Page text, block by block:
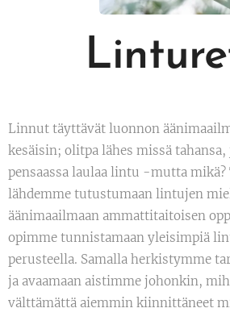
Linnut täyttävät luonnon
kesäisin; olitpa lähes missä
pensaassa laulaa lintu -mutta mikä?
lähdemme tutustumaan lintujen
äänimaailmaan ammattitaitoisen
opimme tunnistamaan yleisimpiä
perusteella. Samalla herkistymme
ja avaamaan aistimme johonkin,
välttämättä aiemmin kiinnittäneet